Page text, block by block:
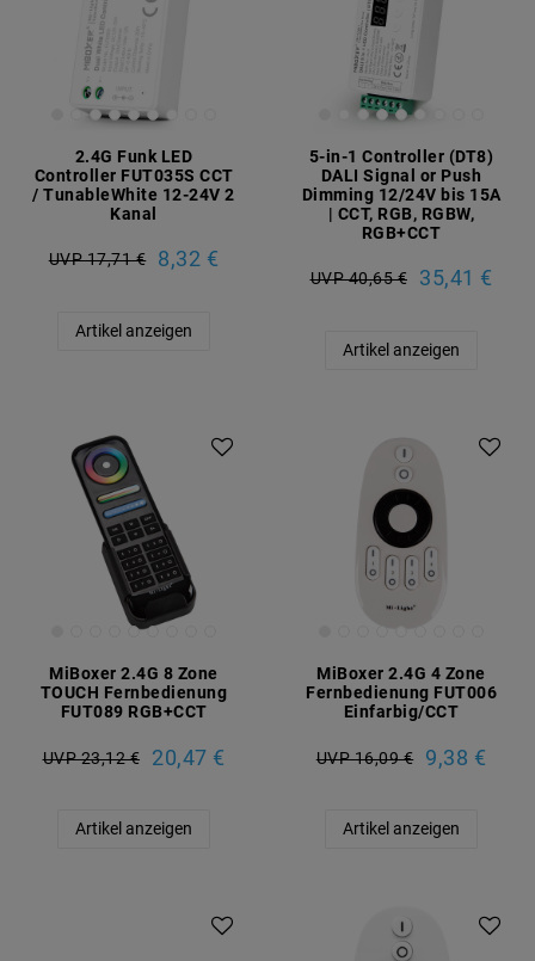
2.4G Funk LED
Controller FUT035S CCT
/ TunableWhite 12-24V 2
Kanal
UVP 17,71 € 8,32 €
Artikel anzeigen
5-in-1 Controller (DT8)
DALI Signal or Push
Dimming 12/24V bis 15A
| CCT, RGB, RGBW,
RGB+CCT
UVP 40,65 € 35,41 €
Artikel anzeigen
MiBoxer 2.4G 8 Zone
TOUCH Fernbedienung
FUT089 RGB+CCT
UVP 23,12 € 20,47 €
Artikel anzeigen
MiBoxer 2.4G 4 Zone
Fernbedienung FUT006
Einfarbig/CCT
UVP 16,09 € 9,38 €
Artikel anzeigen